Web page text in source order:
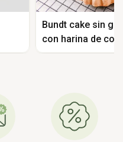
Bundt cake sin
con harina de